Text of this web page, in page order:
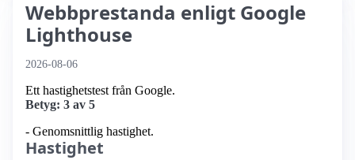
Webbprestanda enligt Google
Lighthouse
2026-08-06
Ett hastighetstest från Google.
Betyg: 3 av 5
- Genomsnittlig hastighet.
Hastighet